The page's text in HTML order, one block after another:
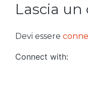
Lascia
Devi essere
Connect with: